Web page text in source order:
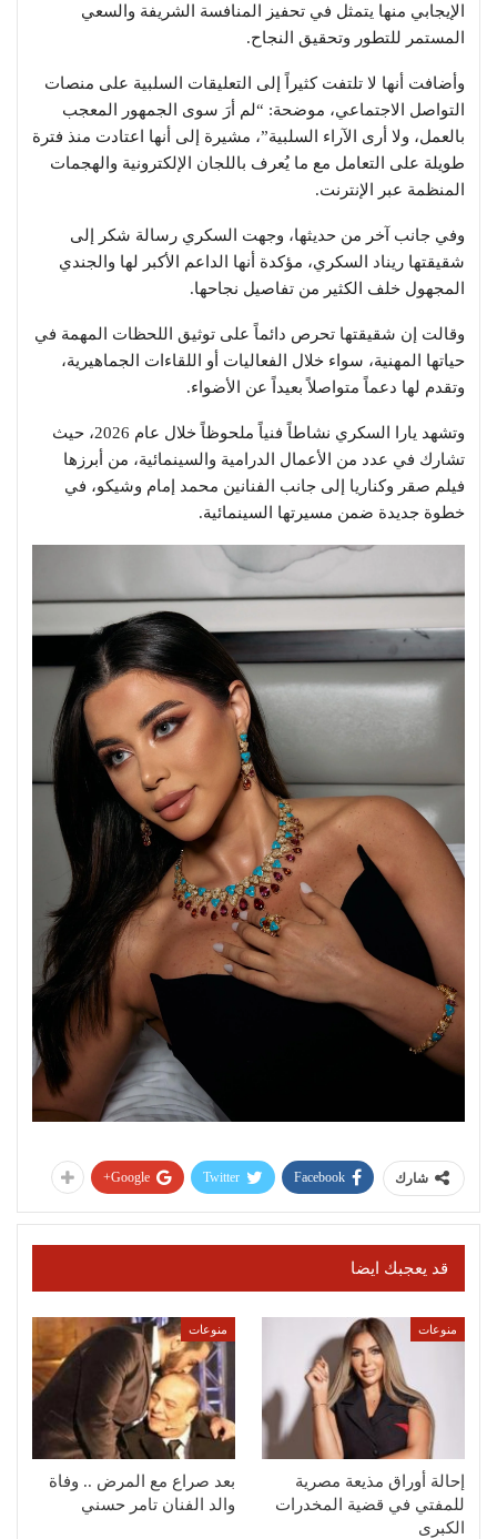
الإيجابي منها يتمثل في تحفيز المنافسة الشريفة والسعي
المستمر للتطور وتحقيق النجاح.
وأضافت أنها لا تلتفت كثيراً إلى التعليقات السلبية على منصات
التواصل الاجتماعي، موضحة: “لم أرَ سوى الجمهور المعجب
بالعمل، ولا أرى الآراء السلبية”، مشيرة إلى أنها اعتادت منذ فترة
طويلة على التعامل مع ما يُعرف باللجان الإلكترونية والهجمات
المنظمة عبر الإنترنت.
وفي جانب آخر من حديثها، وجهت السكري رسالة شكر إلى
شقيقتها ريناد السكري، مؤكدة أنها الداعم الأكبر لها والجندي
المجهول خلف الكثير من تفاصيل نجاحها.
وقالت إن شقيقتها تحرص دائماً على توثيق اللحظات المهمة في
حياتها المهنية، سواء خلال الفعاليات أو اللقاءات الجماهيرية،
وتقدم لها دعماً متواصلاً بعيداً عن الأضواء.
وتشهد يارا السكري نشاطاً فنياً ملحوظاً خلال عام 2026، حيث
تشارك في عدد من الأعمال الدرامية والسينمائية، من أبرزها
فيلم صقر وكناريا إلى جانب الفنانين محمد إمام وشيكو، في
خطوة جديدة ضمن مسيرتها السينمائية.
شارك Facebook
Twitter
Google+
قد يعجبك ايضا
منوعات
إحالة أوراق مذيعة مصرية
للمفتي في قضية المخدرات
الكبرى
منوعات
بعد صراع مع المرض .. وفاة
والد الفنان تامر حسني